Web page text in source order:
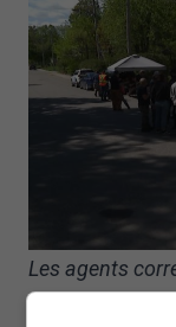
Les agents